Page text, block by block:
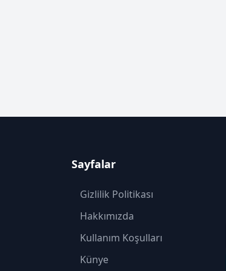
Sayfalar
Gizlilik Politikası
Hakkımızda
Kullanım Koşulları
Künye